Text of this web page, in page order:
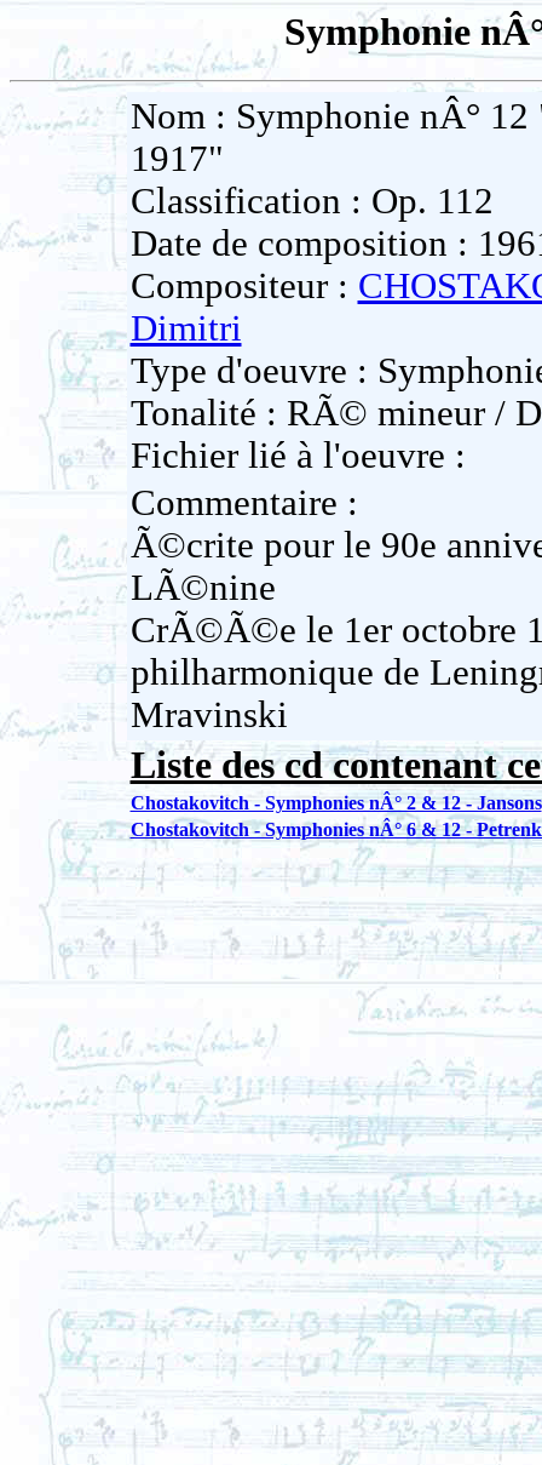
Symphonie
Nom : Symphonie nÂ°
1917"
Classification : Op. 112
Date de composition :
Compositeur :
Dimitri
Type d'oeuvre :
Tonalité : RÃ© mineur /
Fichier lié à l'oeuvre :
Commentaire :
Ã©crite pour le 90e
LÃ©nine
CrÃ©Ã©e le 1er octobre
philharmonique de
Mravinski
Liste des cd contenant
Chostakovitch - Symphonies nÂ° 2 & 12 - Jansons
Chostakovitch - Symphonies nÂ° 6 & 12 -